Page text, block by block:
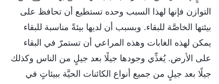
التوازن فإنها لهذا السبب وحده تستطيع أن تحافظ على
بيئتها الخاصَّة للبقاء. وبسبب أن لديها بيئةً مناسبة للبقاء
يمكن لهذه الغابات وهذه المراعي أن تستمرّ في البقاء
على الأرض. يُغذِّي وجودها جيلًا بعد جيلٍ من الناس وكذلك
جيلًا بعد جيلٍ من جميع أنواع الكائنات الحيَّة ببيئاتٍ في